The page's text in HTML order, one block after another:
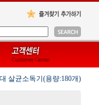
살균소독기(용량:180개)